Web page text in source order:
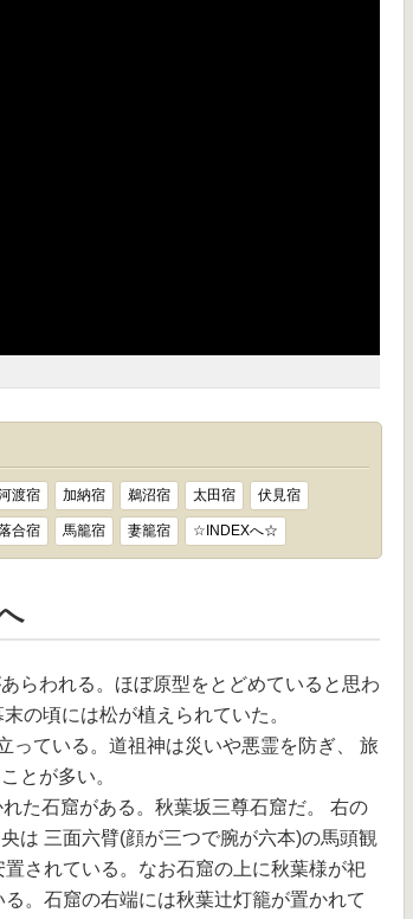
渡宿 加納宿 鵜沼宿 太田宿 伏見宿
合宿 馬籠宿 妻籠宿 ☆INDEXへ☆
らわれる。ほぼ原型をとどめていると思わ
の頃には松が植えられていた。
っている。道祖神は災いや悪霊を防ぎ、 旅
とが多い。
た石窟がある。秋葉坂三尊石窟だ。 右の
は 三面六臂(顔が三つで腕が六本)の馬頭観
されている。なお石窟の上に秋葉様が祀
。石窟の右端には秋葉辻灯籠が置かれて